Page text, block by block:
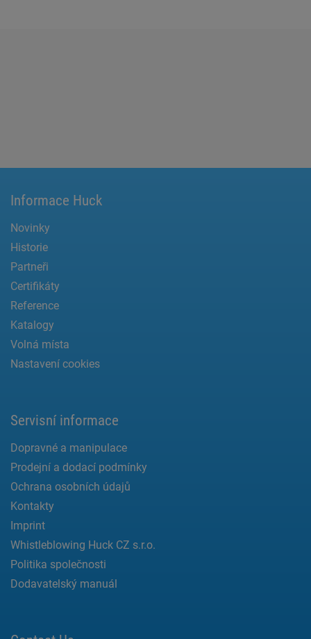
Informace Huck
Novinky
Historie
Partneři
Certifikáty
Reference
Katalogy
Volná místa
Nastavení cookies
Servisní informace
Dopravné a manipulace
Prodejní a dodací podmínky
Ochrana osobních údajů
Kontakty
Imprint
Whistleblowing Huck CZ s.r.o.
Politika společnosti
Dodavatelský manuál